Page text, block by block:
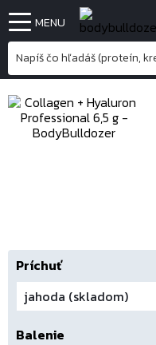
MENU
Príchuť
Balenie